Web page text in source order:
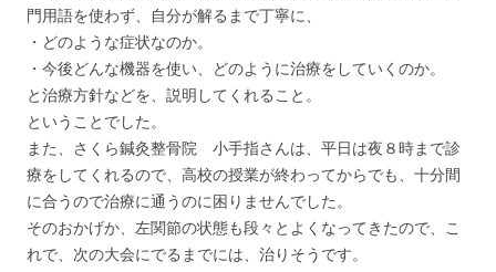
門用語を使わず、自分が解るまで丁寧に、
・どのような症状なのか。
・今後どんな機器を使い、どのように治療をしていくのか。
と治療方針などを、説明してくれること。
ということでした。
また、さくら鍼灸整骨院 小手指さんは、平日は夜８時まで診
療をしてくれるので、高校の授業が終わってからでも、十分間
に合うので治療に通うのに困りませんでした。
そのおかげか、左関節の状態も段々とよくなってきたので、こ
れで、次の大会にでるまでには、治りそうです。